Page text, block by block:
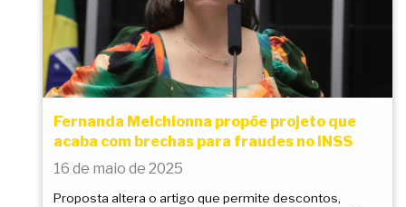
Fernanda Melchionna propõe projeto que
acaba com brechas para fraudes no INSS
16 de maio de 2025
Proposta altera o artigo que permite descontos,